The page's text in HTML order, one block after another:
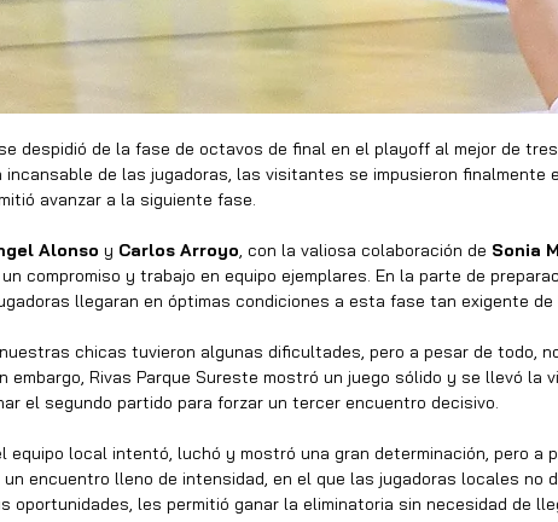
despidió de la fase de octavos de final en el playoff al mejor de
de las jugadoras, las visitantes se impusieron finalmente
avanzar a la siguiente fase.
Alonso y Carlos Arroyo, con la valiosa colaboración de Sonia
compromiso y trabajo en equipo ejemplares. En la parte de
llegaran en óptimas condiciones a esta fase tan exigente de
chicas tuvieron algunas dificultades, pero a pesar de todo,
embargo, Rivas Parque Sureste mostró un juego sólido y se llevó
el segundo partido para forzar un tercer encuentro decisivo.
equipo local intentó, luchó y mostró una gran determinación, pero
un encuentro lleno de intensidad, en el que las jugadoras locales no
oportunidades, les permitió ganar la eliminatoria sin necesidad de